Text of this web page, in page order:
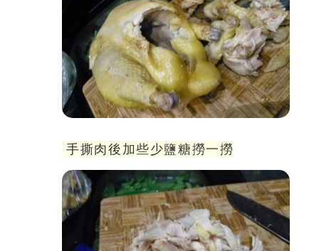
手撕肉後加些少鹽糖撈一撈